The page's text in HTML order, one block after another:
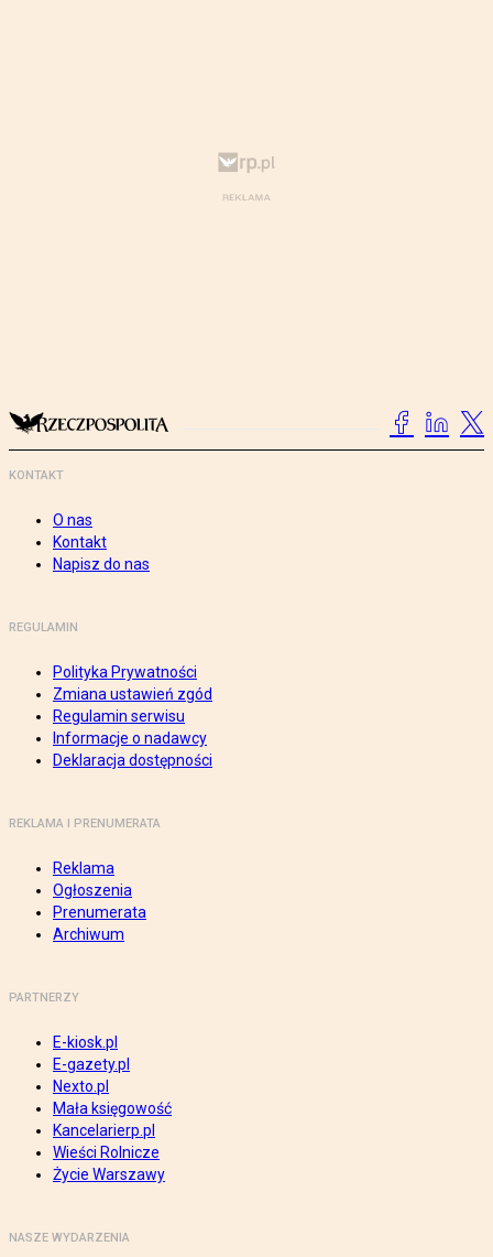
KONTAKT
O nas
Kontakt
Napisz do nas
REGULAMIN
Polityka Prywatności
Zmiana ustawień zgód
Regulamin serwisu
Informacje o nadawcy
Deklaracja dostępności
REKLAMA I PRENUMERATA
Reklama
Ogłoszenia
Prenumerata
Archiwum
PARTNERZY
E-kiosk.pl
E-gazety.pl
Nexto.pl
Mała księgowość
Kancelarierp.pl
Wieści Rolnicze
Życie Warszawy
NASZE WYDARZENIA